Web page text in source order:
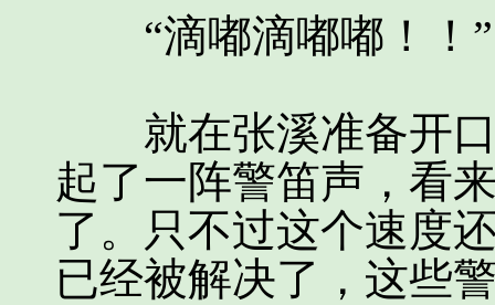
“滴嘟滴嘟嘟！！”
就在张溪准备开口
起了一阵警笛声，看
了。只不过这个速度
已经被解决了，这些